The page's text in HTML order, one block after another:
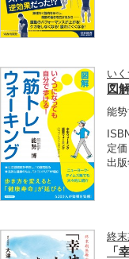
い
図
能
定
出版
終
「